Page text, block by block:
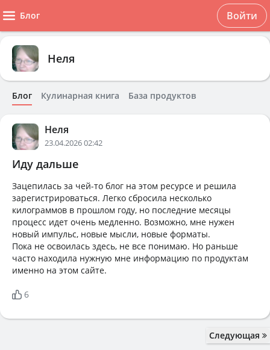
Блог Войти
Неля
Блог Кулинарная книга База продуктов
Неля
23.04.2026 02:42
Иду дальше
Зацепилась за чей-то блог на этом ресурсе и решила
зарегистрироваться. Легко сбросила несколько
килограммов в прошлом году, но последние месяцы
процесс идет очень медленно. Возможно, мне нужен
новый импульс, новые мысли, новые форматы.
Пока не освоилась здесь, не все понимаю. Но раньше
часто находила нужную мне информацию по продуктам
именно на этом сайте.
6
Следующая